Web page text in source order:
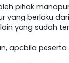
pihak
yang berlaku
yang sudah
apabila